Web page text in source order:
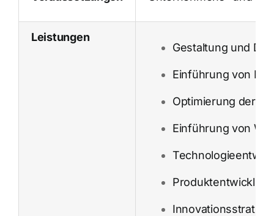
Leistungen
Gestaltung und
Einführung von
Optimierung der
Einführung von